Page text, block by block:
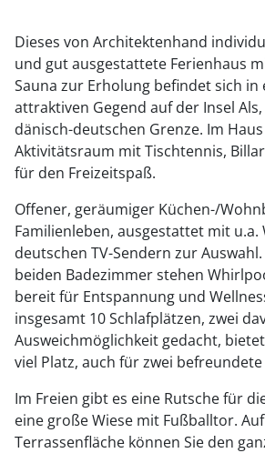
Dieses von Architektenhand
und gut ausgestattete Ferienhaus
Sauna zur Erholung befindet sich
attraktiven Gegend auf der Insel
dänisch-deutschen Grenze. Im
Aktivitätsraum mit Tischtennis,
für den Freizeitspaß.
Offener, geräumiger Küchen-/
Familienleben, ausgestattet mit u.a.
deutschen TV-Sendern zur
beiden Badezimmer stehen
bereit für Entspannung und
insgesamt 10 Schlafplätzen, zwei
Ausweichmöglichkeit gedacht,
viel Platz, auch für zwei befreundete
Im Freien gibt es eine Rutsche für
eine große Wiese mit Fußballtor.
Terrassenfläche können Sie den